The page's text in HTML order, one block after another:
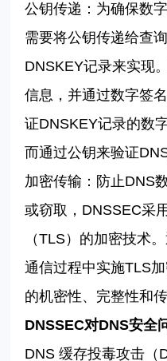
公钥传递：为确保数
需要将公钥传递给查
DNSKEY记录来实现。
信息，并通过数字签
证DNSKEY记录的数
而通过公钥来验证
加密传输：防止DNS
或窃取， DNSSEC采
（TLS）的加密技术
通信过程中实施TLS加
的机密性、完整性和传
DNSSEC对DNS安全
DNS缓存投毒攻击（